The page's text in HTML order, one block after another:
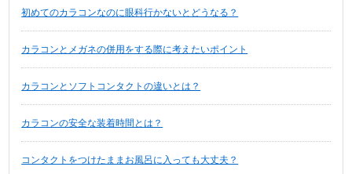
初めてのカラコンなのに眼科行かないとどうなる？
カラコンとメガネの併用をする際に考えたいポイント
カラコンとソフトコンタクトの違いとは？
カラコンの安全な装着時間とは？
コンタクトをつけたままお風呂に入っても大丈夫？